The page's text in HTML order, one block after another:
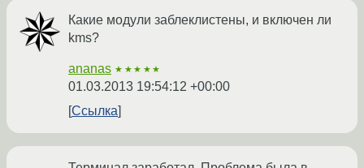
Какие модули заблеклистены, и включен ли
kms?
ananas ★★★★★
01.03.2013 19:54:12 +00:00
Ссылка